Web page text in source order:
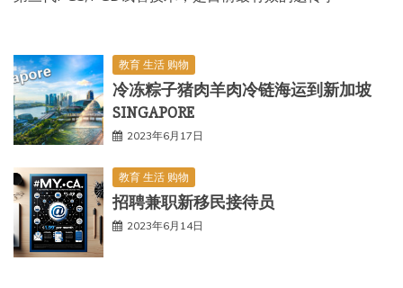
教育 生活 购物
冷冻粽子猪肉羊肉冷链海运到新加坡
SINGAPORE
2023年6月17日
教育 生活 购物
招聘兼职新移民接待员
2023年6月14日